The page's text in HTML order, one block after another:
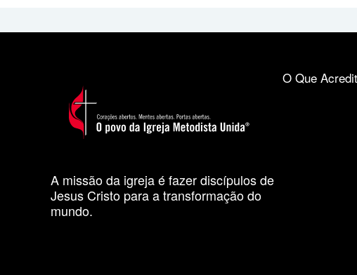
A missão da igreja é fazer discípulos de
Jesus Cristo para a transformação do
mundo.
O Que